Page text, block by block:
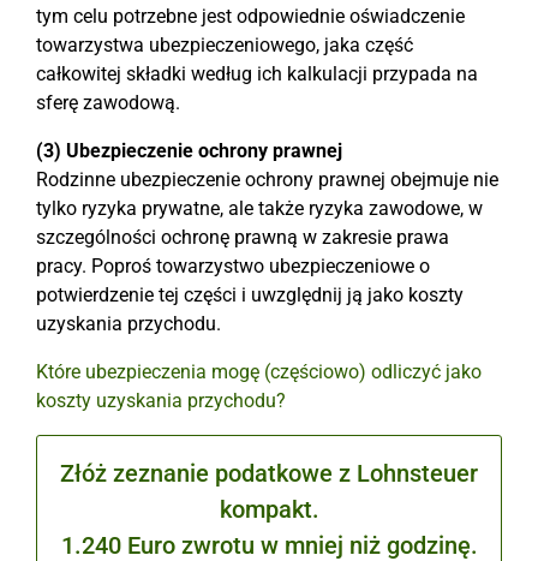
tym celu potrzebne jest odpowiednie oświadczenie
towarzystwa ubezpieczeniowego, jaka część
całkowitej składki według ich kalkulacji przypada na
sferę zawodową.
(3) Ubezpieczenie ochrony prawnej
Rodzinne ubezpieczenie ochrony prawnej obejmuje nie
tylko ryzyka prywatne, ale także ryzyka zawodowe, w
szczególności ochronę prawną w zakresie prawa
pracy. Poproś towarzystwo ubezpieczeniowe o
potwierdzenie tej części i uwzględnij ją jako koszty
uzyskania przychodu.
Które ubezpieczenia mogę (częściowo) odliczyć jako
koszty uzyskania przychodu?
Złóż zeznanie podatkowe z Lohnsteuer
kompakt.
1.240 Euro zwrotu w mniej niż godzinę.